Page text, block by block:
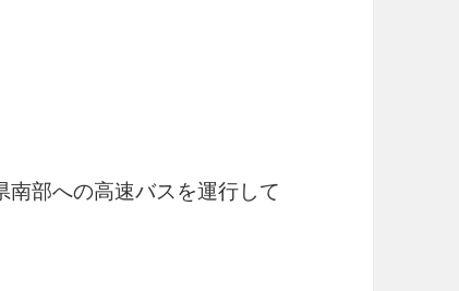
部への高速バスを運行して